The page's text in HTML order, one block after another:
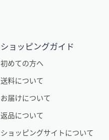
ショッピングガイド
初めての方へ
送料について
お届けについて
返品について
ショッピングサイトについて